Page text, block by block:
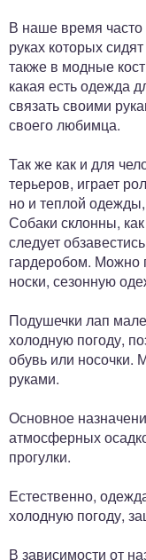
В наше время
руках которых
также в модные
какая есть одежда
связать своими
своего любимца.
Так же как и для
терьеров, играет
но и теплой
Собаки склонны,
следует
гардеробом. Можно
носки, сезонную
Подушечки лап
холодную погоду,
обувь или носочки.
руками.
Основное
атмосферных
прогулки.
Естественно,
холодную погоду,
В зависимости от